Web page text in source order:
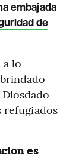
embajada
de
lo
refugiados
es